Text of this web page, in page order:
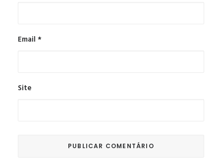
Email *
Site